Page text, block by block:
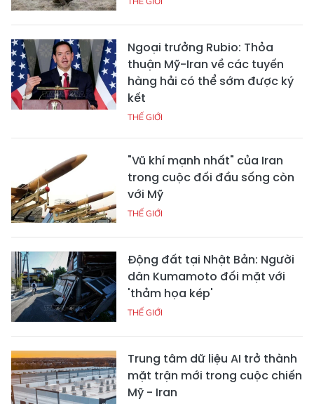
Ngoại trưởng Rubio: Thỏa
thuận Mỹ-Iran về các tuyến
hàng hải có thể sớm được ký
kết
THẾ GIỚI
"Vũ khí mạnh nhất" của Iran
trong cuộc đối đầu sống còn
với Mỹ
THẾ GIỚI
Động đất tại Nhật Bản: Người
dân Kumamoto đối mặt với
'thảm họa kép'
THẾ GIỚI
Trung tâm dữ liệu AI trở thành
mặt trận mới trong cuộc chiến
Mỹ - Iran